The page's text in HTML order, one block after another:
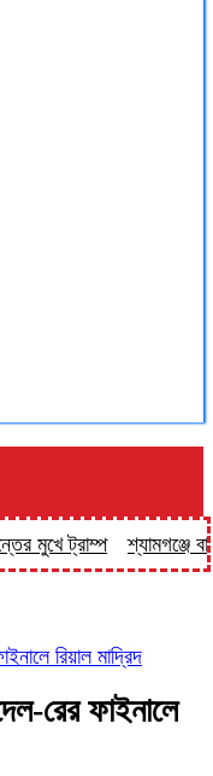
ট্রাম্প শ্যামগঞ্জে বাসে
রিয়াল মাদ্রিদ
রের ফাইনালে